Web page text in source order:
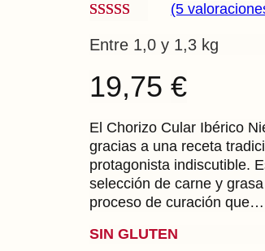
CABECERO DE LOMO
SOBRASADA IBÉRICA
MORCILLA IBÉRICA
con3.80
de 5 en
base a
valoracio
nes de
clientes
(5
Entre 1,0 y 1,3 kg
19,75 €
El Chorizo Cular Ibérico
gracias a una receta
protagonista indiscutible.
selección de carne y
proceso de curación que…
SIN GLUTEN